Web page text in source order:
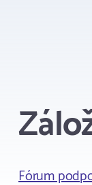
Fórum